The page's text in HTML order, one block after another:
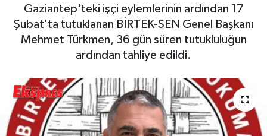
Gaziantep'teki işçi eylemlerinin ardından 17
Şubat'ta tutuklanan BİRTEK-SEN Genel Başkanı
Mehmet Türkmen, 36 gün süren tutukluluğun
ardından tahliye edildi.
Haberler
Kültür Sanat
Magazin
Müzik
Haber Arşivi